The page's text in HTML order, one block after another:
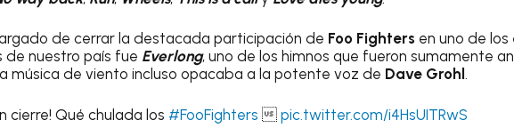
de cerrar la destacada participación de Foo Fighters en uno de
nuestro país fue Everlong, uno de los himnos que fueron sumamente
música de viento incluso opacaba a la potente voz de Dave Grohl .
cierre! Qué chulada los #FooFighters pic.twitter.com/i4HsUITRwS